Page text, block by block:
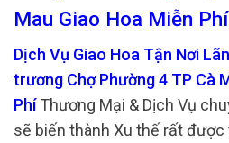
Mau Giao Hoa Miễn Phí
Dịch Vụ Giao Hoa Tận Nơi
trương Chợ Phường 4 TP Cà
PhíThương Mại & Dịch Vụ
sẽ biến thành Xu thế rất